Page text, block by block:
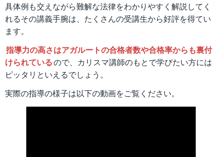
具体例も交えながら難解な法律をわかりやすく解説してく
れるその講義手腕は、たくさんの受講生から好評を得てい
ます。
指導力の高さはアガルートの合格者数や合格率からも裏付
けられているので、カリスマ講師のもとで学びたい方には
ピッタリといえるでしょう。
実際の指導の様子は以下の動画をご覧ください。